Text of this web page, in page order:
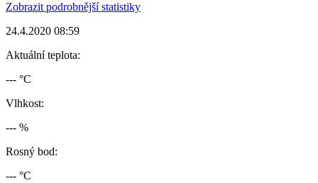
Zobrazit podrobnější statistiky
24.4.2020 08:59
Aktuální teplota:
--- °C
Vlhkost:
--- %
Rosný bod:
--- °C